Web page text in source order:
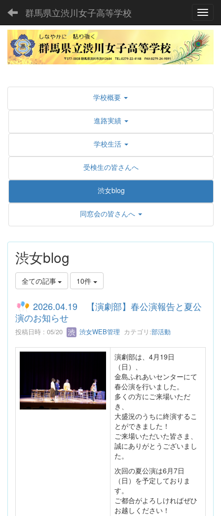
群馬県立渋川女子高等学校
学校概要
進路実績
学校生活
受検生の皆さんへ
渋女blog
同窓会の皆さんへ
渋女blog
全ての記事 10件
2026.04.19 【演劇部】春公演報告と夏公
演のお知らせ
投稿日時 : 05/20 渋女WEB管理 カテゴリ:部活動
演劇部は、4月19日
（日）、
金島ふれあいセンターにて
春公演を行いました。
多くの方にご来場いただ
き、
大盛況のうちに終演するこ
とができました！
ご来場いただいた皆さま、
誠にありがとうございまし
た。
次回の夏公演は6月7日
（日）を予定しておりま
す。
ご都合がよろしければぜひ
お越しください！